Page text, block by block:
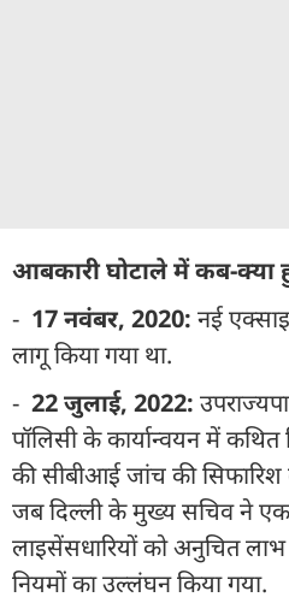
आबकारी घोटाले में कब-क्या
- 17 नवंबर, 2020: नई
लागू किया गया था.
- 22 जुलाई, 2022:
पॉलिसी के कार्यान्वयन में
की सीबीआई जांच की
जब दिल्ली के मुख्य सचिव ने एक
लाइसेंसधारियों को अनुचित
नियमों का उल्लंघन किया गया.